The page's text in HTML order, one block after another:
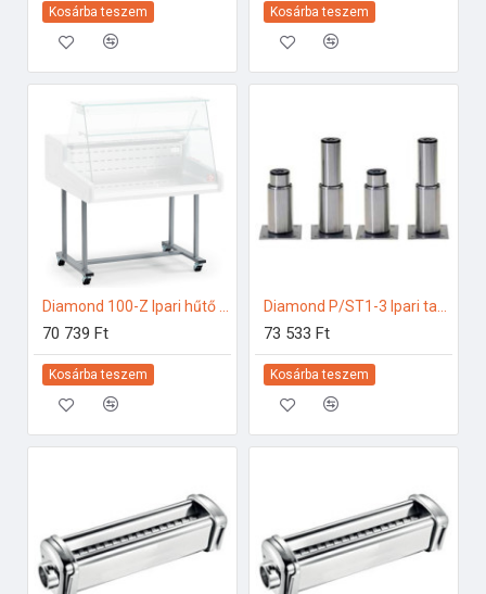
Kosárba teszem Kosárba teszem
70 739 Ft
Kosárba teszem
73 533 Ft
Kosárba teszem